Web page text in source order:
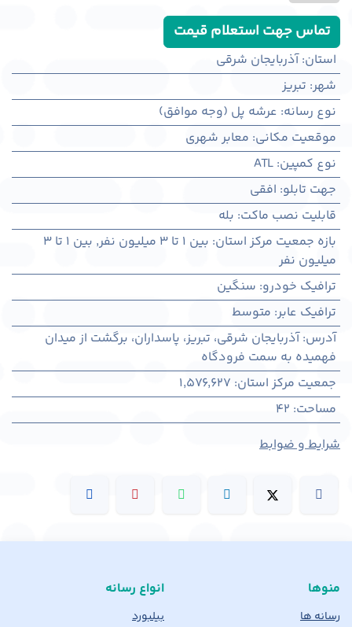
تماس جهت استعلام قیمت
استان:آذربایجان شرقی
شهر: تبريز
نوع رسانه: عرشه پل (وجه موافق)
موقعیت مکانی: معابر شهری
نوع کمپین:
ATL
جهت تابلو: افقی
قابلیت نصب ماکت: بله
بازه جمعیت مرکز استان: بین ۱ تا ۳ میلیون نفر ,
بین ۱ تا ۳
میلیون نفر
ترافیک خودرو: سنگین
ترافیک عابر: متوسط
آدرس:آذربايجان شرقی، تبريز، پاسداران، برگشت از میدان
فهمیده به سمت فرودگاه
جمعیت مرکز استان:
1,576,627
مساحت:
42
شرایط و ضوابط
منوها
رسانه ها
انواع رسانه
بیلبورد